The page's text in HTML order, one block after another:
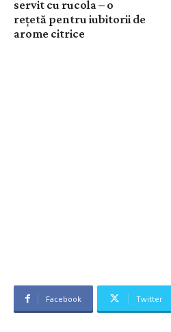
servit cu rucola – o
rețetă pentru iubitorii de
arome citrice
Facebook Twitter